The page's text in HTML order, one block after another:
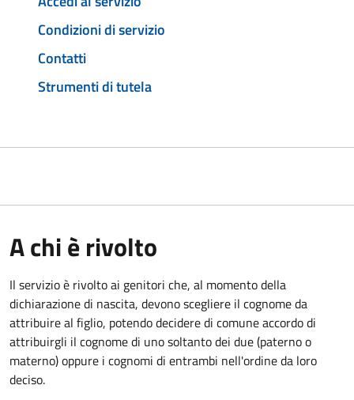
Condizioni di servizio
Contatti
Strumenti di tutela
A chi è rivolto
Il servizio è rivolto ai genitori che, al momento della
dichiarazione di nascita, devono scegliere il cognome da
attribuire al figlio, potendo decidere di comune accordo di
attribuirgli il cognome di uno soltanto dei due (paterno o
materno) oppure i cognomi di entrambi nell'ordine da loro
deciso.